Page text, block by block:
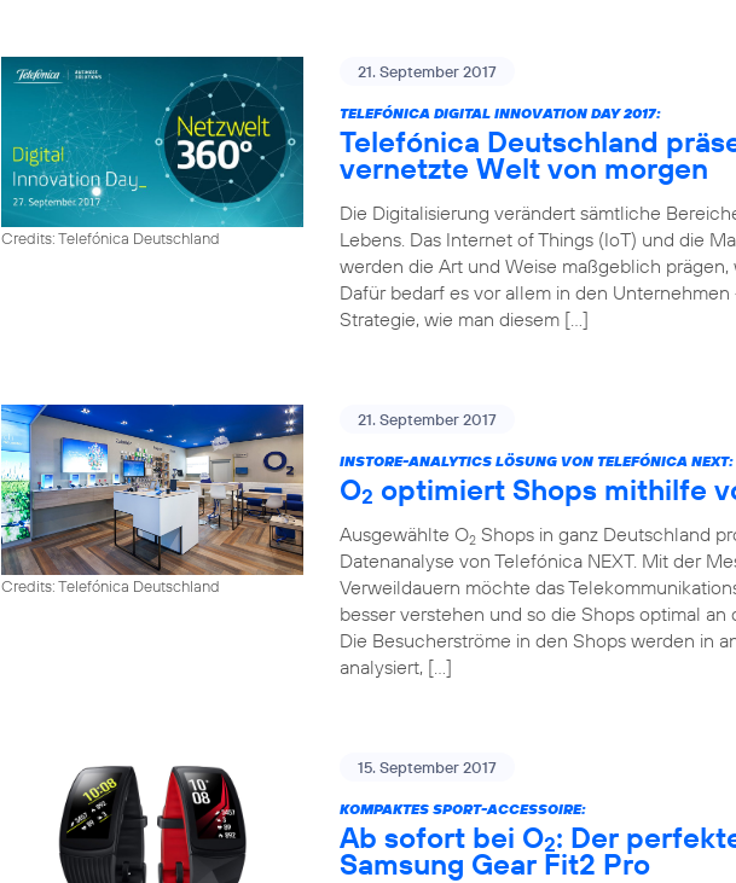
Credits: Telefónica Deutschland
21. September 2017
TELEFÓNICA DIGITAL INNOVATION DAY 2017:
Telefónica Deutschland
vernetzte Welt von morgen
Die Digitalisierung verändert sämtliche
Lebens. Das Internet of Things (IoT) und die
werden die Art und Weise maßgeblich
Dafür bedarf es vor allem in den
Strategie, wie man diesem […]
Credits: Telefónica Deutschland
21. September 2017
INSTORE-ANALYTICS LÖSUNG VON TELEFÓNICA NEXT:
O2 optimiert Shops mithilfe
Ausgewählte O2 Shops in ganz Deutschland
Datenanalyse von Telefónica NEXT. Mit der
Verweildauern möchte das
besser verstehen und so die Shops optimal
Die Besucherströme in den Shops werden in
analysiert, […]
15. September 2017
KOMPAKTES SPORT-ACCESSOIRE:
Ab sofort bei O2: Der
Samsung Gear Fit2 Pro